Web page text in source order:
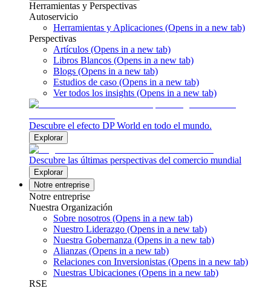
Herramientas y Perspectivas
Autoservicio
Herramientas y Aplicaciones (Opens in a new tab)
Perspectivas
Artículos (Opens in a new tab)
Libros Blancos (Opens in a new tab)
Blogs (Opens in a new tab)
Estudios de caso (Opens in a new tab)
Ver todos los insights (Opens in a new tab)
Descubre el efecto DP World en todo el mundo.
Explorar
Descubre las últimas perspectivas del comercio mundial
Explorar
Notre entreprise
Notre entreprise
Nuestra Organización
Sobre nosotros (Opens in a new tab)
Nuestro Liderazgo (Opens in a new tab)
Nuestra Gobernanza (Opens in a new tab)
Alianzas (Opens in a new tab)
Relaciones con Inversionistas (Opens in a new tab)
Nuestras Ubicaciones (Opens in a new tab)
RSE